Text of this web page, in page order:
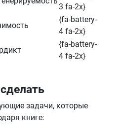
3 fa-2x}
{fa-battery-
4 fa-2x}
{fa-battery-
4 fa-2x}
задачи, которые
книге: